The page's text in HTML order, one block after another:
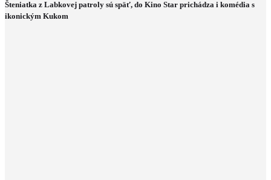
Šteniatka z Labkovej patroly sú späť, do Kino Star prichádza i komédia s
ikonickým Kukom